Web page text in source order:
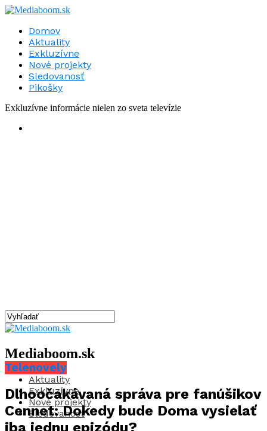
Domov
Aktuality
Exkluzívne
Nové projekty
Sledovanosť
Pikošky
Exkluzívne informácie nielen zo sveta televízie
Mediaboom.sk
Aktuality
Exkluzívne
Nové projekty
Sledovanosť
Telenovely
Dlhoočakávaná správa pre fanúšikov
Cennet: Dokedy bude Doma vysielať